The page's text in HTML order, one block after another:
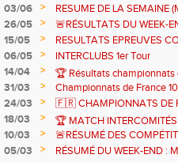
03/06
>
RESUME DE LA
régionaux et
26/05 >
🚨RÉSULTATS DU WEEK-
15/05
>
RESULTATS EPREUVES
06/05
>
INTERCLUBS 1er Tour
14/04
>
🏆 Résultats championnats
31/03
>
Championnats de France
24/03
>
🇫🇷 CHAMPIONNATS DE
CRITERIUMS NATIONAUX
18/03 >
🏆 MATCH
10/03
>
🚨RÉSUMÉ DES
05/03
>
RÉSUMÉ DU WEEK-END